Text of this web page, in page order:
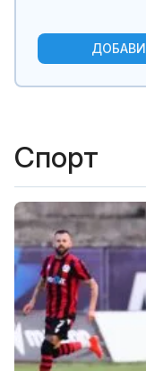
ДОБАВИ
Спорт